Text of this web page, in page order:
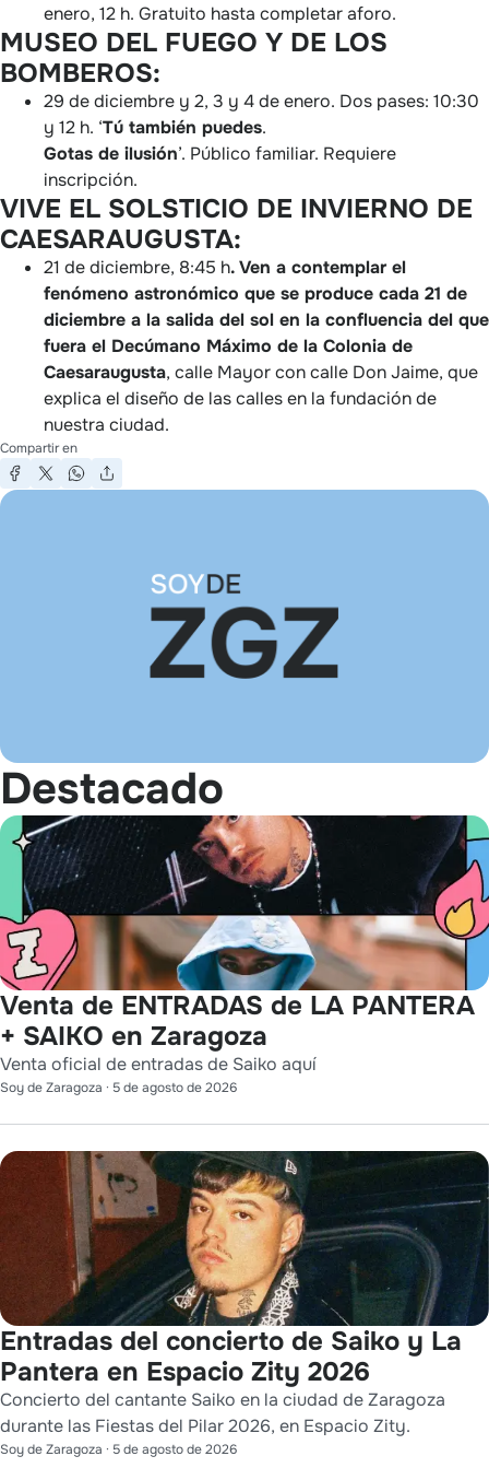
enero, 12 h. Gratuito hasta completar aforo.
MUSEO DEL FUEGO Y DE LOS
BOMBEROS:
29 de diciembre y 2, 3 y 4 de enero. Dos pases: 10:30
y 12 h. ‘Tú también puedes.
Gotas de ilusión’. Público familiar. Requiere
inscripción.
VIVE EL SOLSTICIO DE INVIERNO DE
CAESARAUGUSTA:
21 de diciembre, 8:45 h. Ven a contemplar el
fenómeno astronómico que se produce cada 21 de
diciembre a la salida del sol en la confluencia del que
fuera el Decúmano Máximo de la Colonia de
Caesaraugusta, calle Mayor con calle Don Jaime, que
explica el diseño de las calles en la fundación de
nuestra ciudad.
Compartir en
Destacado
Venta de ENTRADAS de LA PANTERA
+ SAIKO en Zaragoza
Venta oficial de entradas de Saiko aquí
Soy de Zaragoza · 5 de agosto de 2026
Entradas del concierto de Saiko y La
Pantera en Espacio Zity 2026
Concierto del cantante Saiko en la ciudad de Zaragoza
durante las Fiestas del Pilar 2026, en Espacio Zity.
Soy de Zaragoza · 5 de agosto de 2026